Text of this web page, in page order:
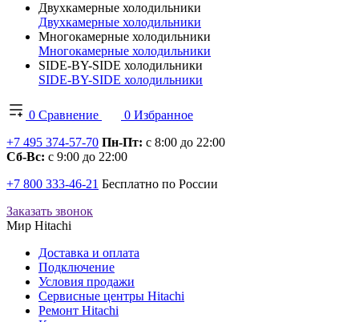
Двухкамерные холодильники
Двухкамерные холодильники
Многокамерные холодильники
Многокамерные холодильники
SIDE-BY-SIDE холодильники
SIDE-BY-SIDE холодильники
0 Сравнение 0 Избранное
+7 495 374-57-70 Пн-Пт: с 8:00 до 22:00
Сб-Вс: с 9:00 до 22:00
+7 800 333-46-21 Бесплатно по России
Заказать звонок
Мир Hitachi
Доставка и оплата
Подключение
Условия продажи
Сервисные центры Hitachi
Ремонт Hitachi